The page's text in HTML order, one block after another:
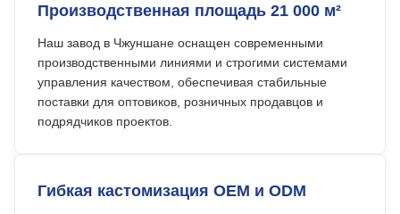
Производственная площадь 21 000 м²
Наш завод в Чжуншане оснащен современными
производственными линиями и строгими системами
управления качеством, обеспечивая стабильные
поставки для оптовиков, розничных продавцов и
подрядчиков проектов.
Гибкая кастомизация OEM и ODM